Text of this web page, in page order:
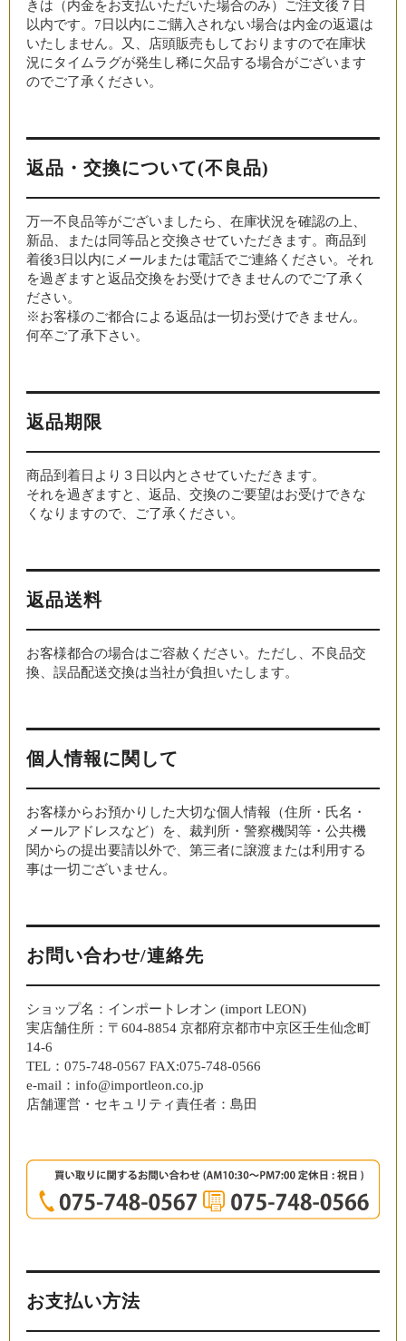
きは（内金をお支払いただいた場合のみ）ご注文後７日
以内です。7日以内にご購入されない場合は内金の返還は
いたしません。又、店頭販売もしておりますので在庫状
況にタイムラグが発生し稀に欠品する場合がございます
のでご了承ください。
返品・交換について(不良品)
万一不良品等がございましたら、在庫状況を確認の上、
新品、または同等品と交換させていただきます。商品到
着後3日以内にメールまたは電話でご連絡ください。それ
を過ぎますと返品交換をお受けできませんのでご了承く
ださい。
※お客様のご都合による返品は一切お受けできません。
何卒ご了承下さい。
返品期限
商品到着日より３日以内とさせていただきます。
それを過ぎますと、返品、交換のご要望はお受けできな
くなりますので、ご了承ください。
返品送料
お客様都合の場合はご容赦ください。ただし、不良品交
換、誤品配送交換は当社が負担いたします。
個人情報に関して
お客様からお預かりした大切な個人情報（住所・氏名・
メールアドレスなど）を、裁判所・警察機関等・公共機
関からの提出要請以外で、第三者に譲渡または利用する
事は一切ございません。
お問い合わせ/連絡先
ショップ名：インポートレオン (import LEON)
実店舗住所：〒604-8854 京都府京都市中京区壬生仙念町
14-6
TEL：075-748-0567 FAX:075-748-0566
e-mail：info@importleon.co.jp
店舗運営・セキュリティ責任者：島田
お支払い方法